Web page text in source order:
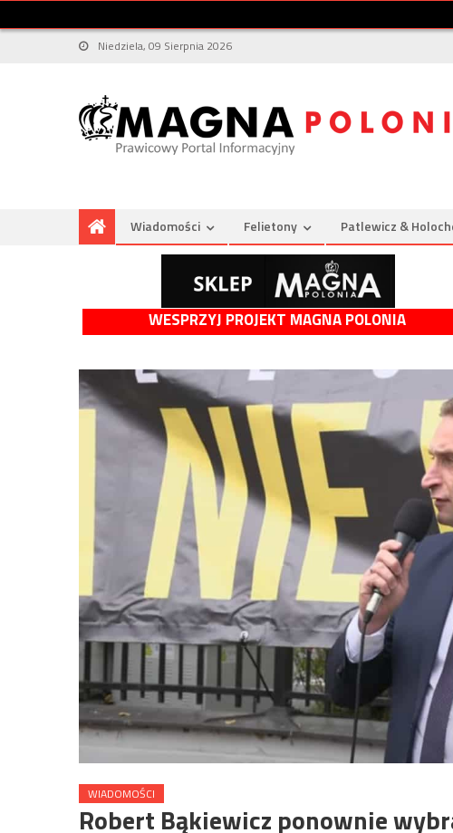
Niedziela, 09 Sierpnia 2026
Wiadomości Felietony Patlewicz &
WESPRZYJ PROJEKT MAGNA POLONIA
WIADOMOŚCI
Robert Bąkiewicz ponownie